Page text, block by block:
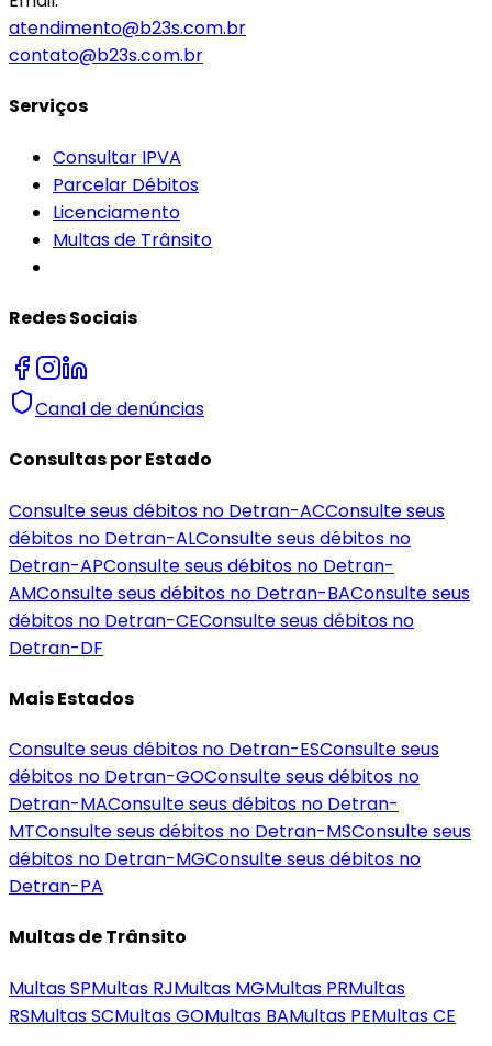
atendimento@b23s.com.br
contato@b23s.com.br
Serviços
Consultar IPVA
Parcelar Débitos
Licenciamento
Multas de Trânsito
Redes Sociais
Canal de denúncias
Consultas por Estado
Consulte seus débitos no Detran-ACConsulte seus
débitos no Detran-ALConsulte seus débitos no
Detran-APConsulte seus débitos no Detran-
AMConsulte seus débitos no Detran-BAConsulte seus
débitos no Detran-CEConsulte seus débitos no
Detran-DF
Mais Estados
Consulte seus débitos no Detran-ESConsulte seus
débitos no Detran-GOConsulte seus débitos no
Detran-MAConsulte seus débitos no Detran-
MTConsulte seus débitos no Detran-MSConsulte seus
débitos no Detran-MGConsulte seus débitos no
Detran-PA
Multas de Trânsito
MultasSPMultas RJMultas MGMultas PRMultas
RSMultasSCMultasGOMultas BAMultas PEMultasCE